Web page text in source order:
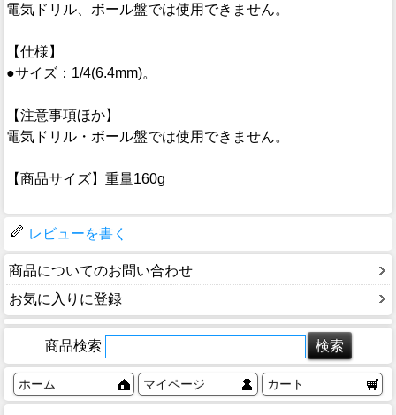
電気ドリル、ボール盤では使用できません。
【仕様】
●サイズ：1/4(6.4mm)。
【注意事項ほか】
電気ドリル・ボール盤では使用できません。
【商品サイズ】重量160g
レビューを書く
商品についてのお問い合わせ
お気に入りに登録
商品検索
ホーム マイページ カート